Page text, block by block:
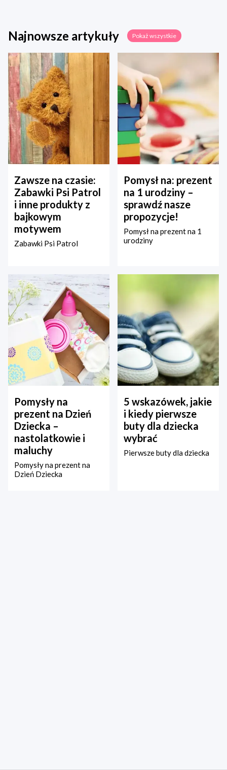
Najnowsze artykuły Pokaż wszystkie
Zawsze na czasie:
Zabawki Psi Patrol
i inne produkty z
bajkowym
motywem
Zabawki Psi Patrol
Pomysł na: prezent
na 1 urodziny –
sprawdź nasze
propozycje!
Pomysł na prezent na 1
urodziny
Pomysły na
prezent na Dzień
Dziecka –
nastolatkowie i
maluchy
Pomysły na prezent na
Dzień Dziecka
5 wskazówek, jakie
i kiedy pierwsze
buty dla dziecka
wybrać
Pierwsze buty dla dziecka